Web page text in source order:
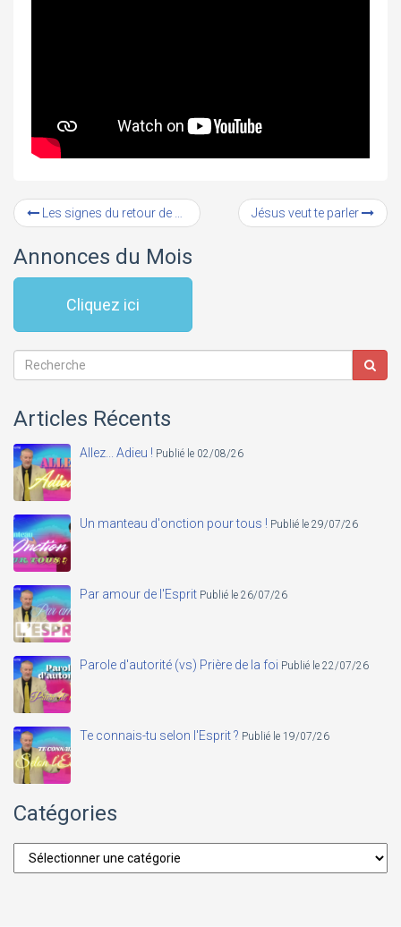
Les signes du retour de Jésus Jésus veut te parler
Annonces du Mois
Cliquez ici
Articles Récents
Allez... Adieu ! Publié le 02/08/26
Un manteau d'onction pour tous ! Publié le 29/07/26
Par amour de l'Esprit Publié le 26/07/26
Parole d'autorité (vs) Prière de la foi Publié le 22/07/26
Te connais-tu selon l'Esprit ? Publié le 19/07/26
Catégories
Catégories